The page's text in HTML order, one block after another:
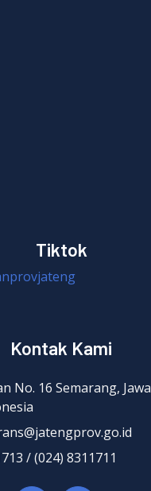
Tiktok
Kontak Kami
No. 16 Semarang, Jawa
/ (024) 8311711